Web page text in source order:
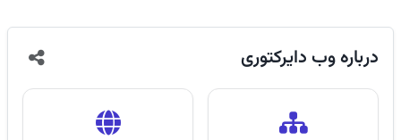
دربارهوب دایرکتوری